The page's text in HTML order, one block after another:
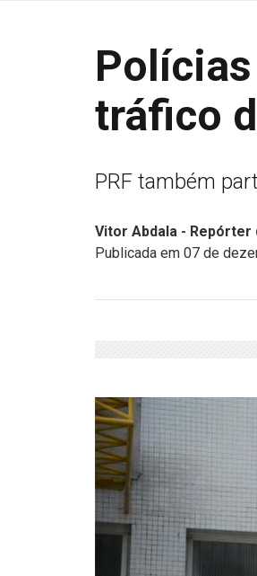
tráfico
PRF também
Vitor Abdala -
Publicada em 07 de